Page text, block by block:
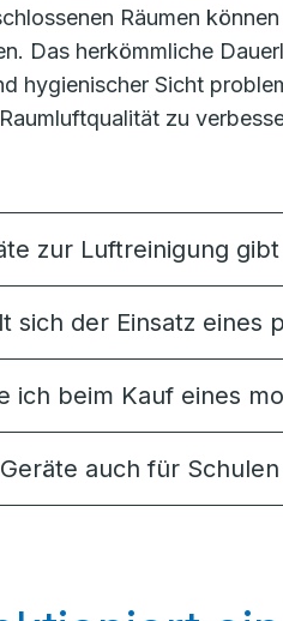
Räumen
Das herkömmliche
hygienischer Sicht
zu
zur Luftreinigung gibt
sich der Einsatz eines
ich beim Kauf eines
auch für